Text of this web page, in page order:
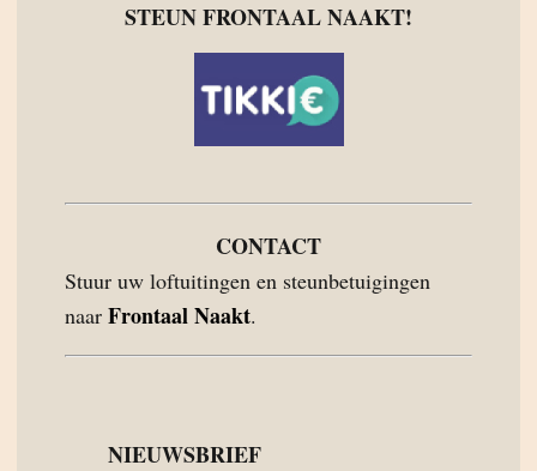
STEUN FRONTAAL NAAKT!
CONTACT
Stuur uw loftuitingen en steunbetuigingen
naar Frontaal Naakt.
NIEUWSBRIEF